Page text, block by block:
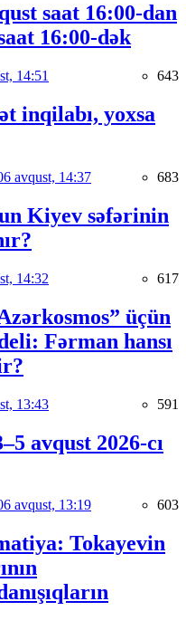
saat 16:00-dan
16:00-dək
14:51 643
inqilabı, yoxsa
avqust, 14:37 683
Kiyev səfərinin
14:32 617
üçün
Fərman hansı
13:43 591
avqust 2026-cı
avqust, 13:19 603
Tokayevin